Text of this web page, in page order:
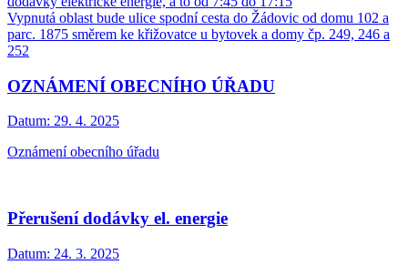
Vypnutá oblast bude ulice spodní cesta do Žádovic od domu 102 a
parc. 1875 směrem ke křižovatce u bytovek a domy čp. 249, 246 a
252
OZNÁMENÍ OBECNÍHO ÚŘADU
Datum: 29. 4. 2025
Oznámení obecního úřadu
Přerušení dodávky el. energie
Datum: 24. 3. 2025